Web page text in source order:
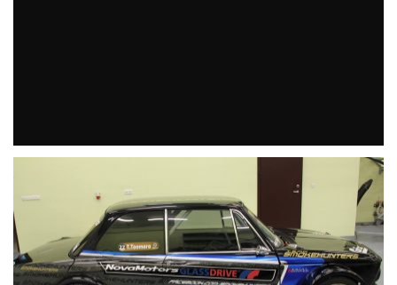
Klassiker: The Beast von John Dodd wird verkauft